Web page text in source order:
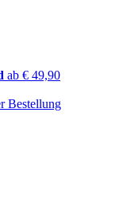
ab € 49,90
Bestellung